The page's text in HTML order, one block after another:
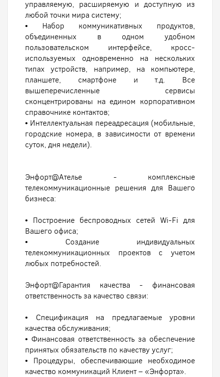
управляемую, расширяемую и доступную из
любой точки мира систему;
• Набор коммуникативных продуктов,
объединенных в одном удобном
пользовательском интерфейсе, кросс-
используемых одновременно на нескольких
типах устройств, например, на компьютере,
планшете, смартфоне и т.д. Все
вышеперечисленные сервисы
сконцентрированы на едином корпоративном
справочнике контактов;
• Интеллектуальная переадресация (мобильные,
городские номера, в зависимости от времени
суток, дня недели).
Энфорт@Ателье - комплексные
телекоммуникационные решения для Вашего
бизнеса:
• Построение беспроводных сетей Wi-Fi для
Вашего офиса;
• Создание индивидуальных
телекоммуникационных проектов с учетом
любых потребностей.
Энфорт@Гарантия качества - финансовая
ответственность за качество связи:
• Спецификация на предлагаемые уровни
качества обслуживания;
• Финансовая ответственность за обеспечение
принятых обязательств по качеству услуг;
• Процедуры, обеспечивающие необходимое
качество коммуникаций Клиент – «Энфорта».